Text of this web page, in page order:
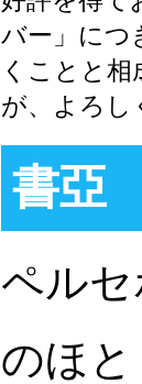
バー」につ
くことと
が、よろし
書亞
ペル
のほ